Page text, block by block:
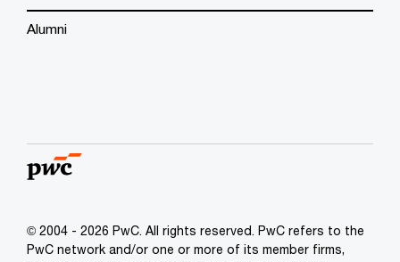
Alumni
© 2004 - 2026 PwC. All rights reserved. PwC refers to the
PwC network and/or one or more of its member firms,